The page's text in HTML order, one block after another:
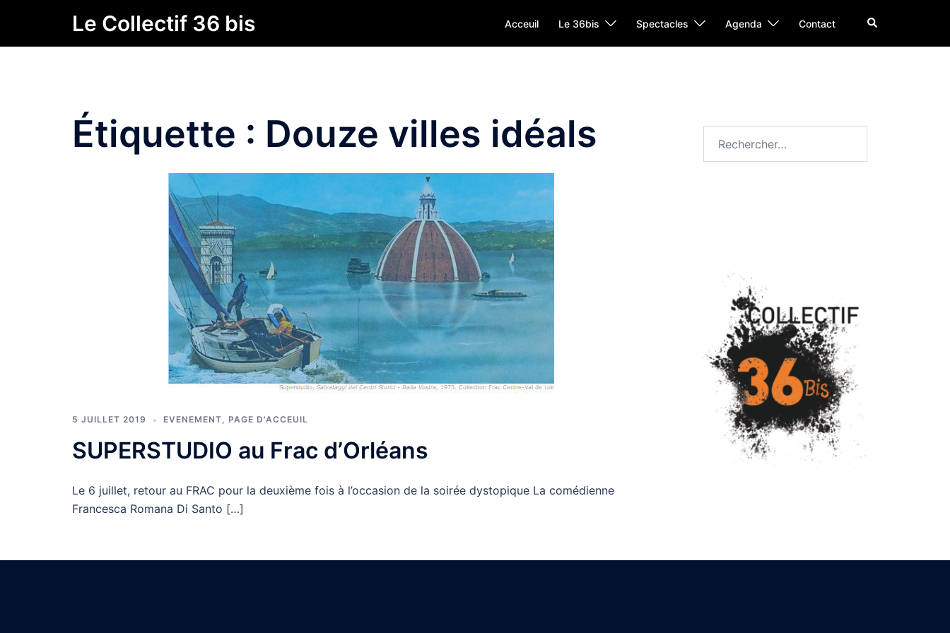
contenu
Le Collectif 36 bis Acceuil Le 36bis Spectacles Agenda Contact Rechercher
Étiquette : Douze villes idéals
5 JUILLET 2019 EVENEMENT, PAGE D'ACCEUIL
SUPERSTUDIO au Frac d’Orléans
Le 6 juillet, retour au FRAC pour la deuxième fois à l’occasion de la soirée dystopique La comédienne
Francesca Romana Di Santo […]